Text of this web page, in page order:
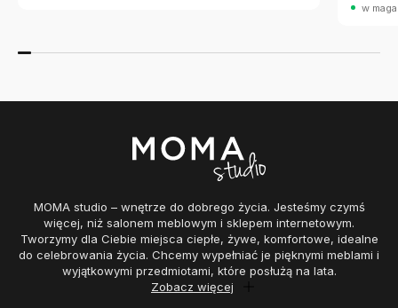
w
MOMA studio – wnętrze do dobrego życia. Jesteśmy czymś
więcej, niż salonem meblowym i sklepem internetowym.
Tworzymy dla Ciebie miejsca ciepłe, żywe, komfortowe, idealne
do celebrowania życia. Chcemy wypełniać je pięknymi meblami i
wyjątkowymi przedmiotami, które posłużą na lata.
Zobacz więcej